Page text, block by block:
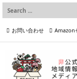
お問い合わせ Amazon
プライバシーポリシー等